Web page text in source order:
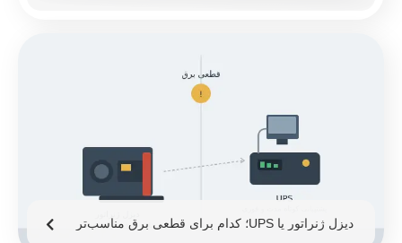
دیزل ژنراتور یا UPS؛ کدام برای قطعی برق مناسب‌تر